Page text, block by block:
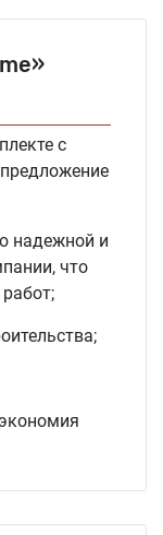
с
надежной и
что